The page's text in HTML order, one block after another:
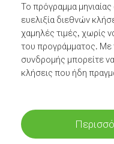
Το πρόγραμμα
ευελιξία διεθνών
χαμηλές τιμές, χωρίς
του προγράμματος. Με
συνδρομής μπορείτε
κλήσεις που ήδη